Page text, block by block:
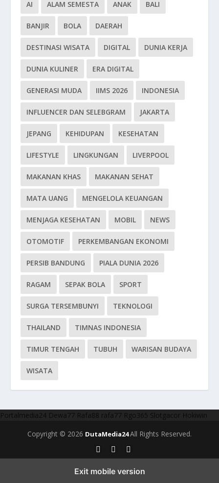
AI ALAM SEMESTA ANAK BALI
BANJIR BOLA DAERAH
DESTINASI WISATA DIGITAL DUNIA KERJA
DUNIA KULINER ERA DIGITAL
GENERASI MUDA IIMS 2026 INDONESIA
INFLUENCER DAN SELEBGRAM JAKARTA
JEPANG KEHIDUPAN KESEHATAN
LIFESTYLE LINGKUNGAN LIVERPOOL
MAKANAN KHAS MAKANAN SEHAT
MATA UANG MENGELOLA KEUANGAN
MENJAGA KESEHATAN MOBIL NEWS
OTOMOTIF PERKEMBANGAN EKONOMI
PERSIB BANDUNG PIALA DUNIA 2026
RAGAM SEPAK BOLA SPORT
SURGA TERSEMBUNYI TEKNOLOGI
THAILAND TIMNAS INDONESIA
TIMUR TENGAH TUBUH WARISAN BUDAYA
WISATA
Portalmedia24 Dewa77 Rafa88 rafa77 Rgo365 Slotgacor Hokiwin
Copyright © 2026 DutaMedia24All Rights Reserved.
Exit mobile version